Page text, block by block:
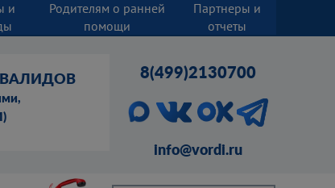
и
Родителям о ранней
помощи
Партнеры и
отчеты
info@vordi.ru
8(499)2130700